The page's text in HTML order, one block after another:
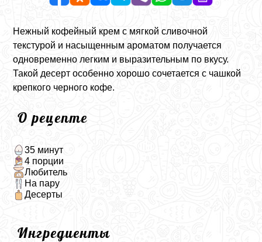
Нежный кофейный крем с мягкой сливочной
текстурой и насыщенным ароматом получается
одновременно легким и выразительным по вкусу.
Такой десерт особенно хорошо сочетается с чашкой
крепкого черного кофе.
О рецепте
35 минут
4 порции
Любитель
На пару
Десерты
Ингредиенты